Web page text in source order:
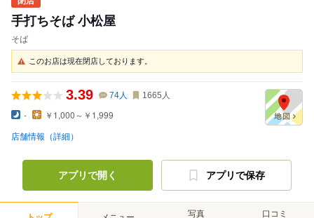
手打ちそば 小松屋
そば
このお店は現在閉店しております。
3.39 74人 1665 人
- ￥1,000～￥1,999
店舗情報（詳細）
アプリで開く アプリで保存
写真 口コミ